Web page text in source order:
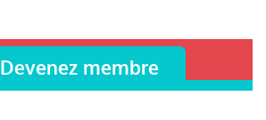
Devenez membre